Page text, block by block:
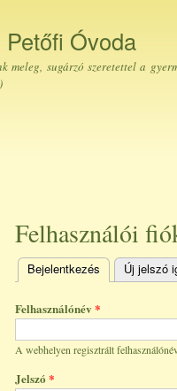
Petőfi Óvoda
meleg, sugárzó szeretettel a
Felhasználói
Elsődleges fülek
Bejelentkezés (aktív fül)
Új jelszó
Felhasználónév *
A webhelyen regisztrált
Jelszó *